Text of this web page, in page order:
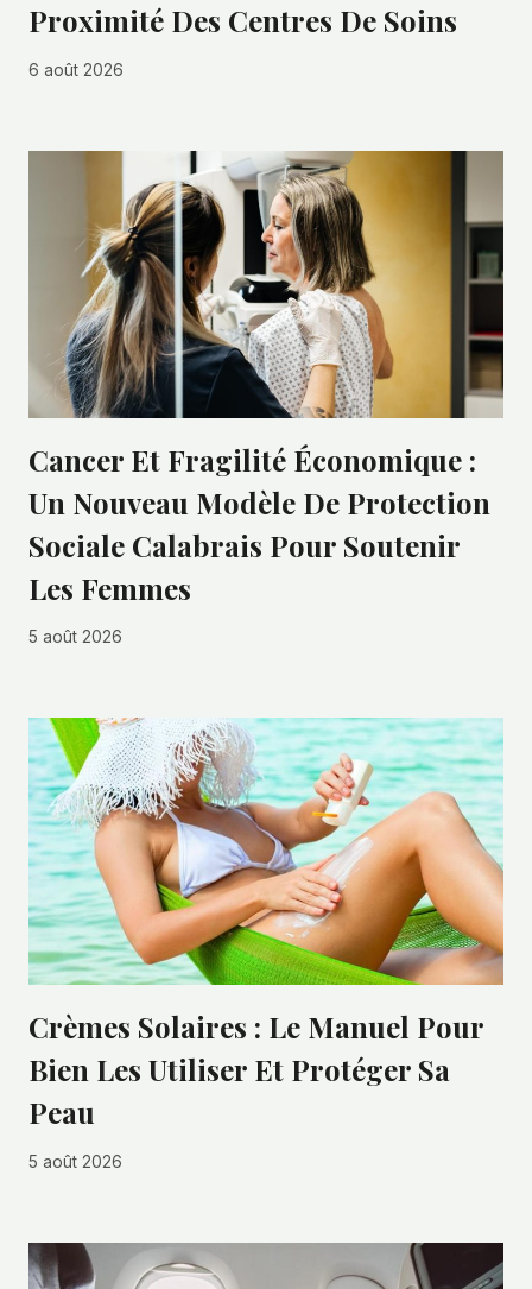
Proximité Des Centres De Soins
6 août 2026
Cancer Et Fragilité Économique :
Un Nouveau Modèle De Protection
Sociale Calabrais Pour Soutenir
Les Femmes
5 août 2026
Crèmes Solaires : Le Manuel Pour
Bien Les Utiliser Et Protéger Sa
Peau
5 août 2026